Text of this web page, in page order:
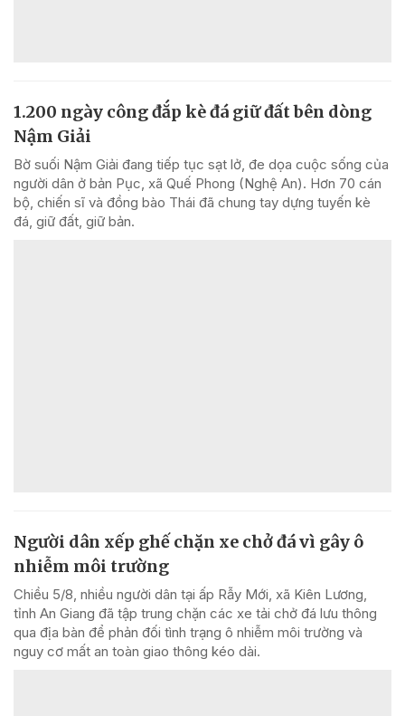
1.200 ngày công đắp kè đá giữ đất bên dòng
Nậm Giải
Bờ suối Nậm Giải đang tiếp tục sạt lở, đe dọa cuộc sống của
người dân ở bản Pục, xã Quế Phong (Nghệ An). Hơn 70 cán
bộ, chiến sĩ và đồng bào Thái đã chung tay dựng tuyến kè
đá, giữ đất, giữ bản.
Người dân xếp ghế chặn xe chở đá vì gây ô
nhiễm môi trường
Chiều 5/8, nhiều người dân tại ấp Rẫy Mới, xã Kiên Lương,
tỉnh An Giang đã tập trung chặn các xe tải chở đá lưu thông
qua địa bàn để phản đối tình trạng ô nhiễm môi trường và
nguy cơ mất an toàn giao thông kéo dài.